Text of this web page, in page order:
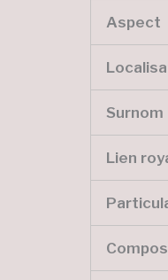
Aspect
Surnom
Lien